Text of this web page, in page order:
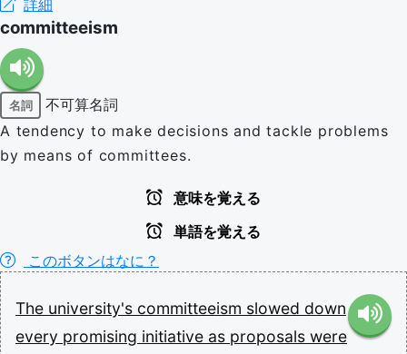
詳細
committeeism
名詞
不可算名詞
A tendency to make decisions and tackle problems
by means of committees.
意味を覚える
単語を覚える
このボタンはなに？
The university's committeeism slowed down
every promising initiative as proposals were